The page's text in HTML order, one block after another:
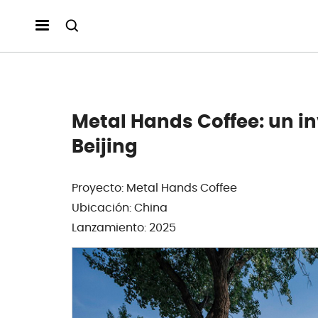
Metal Hands Coffee: un
Beijing
Proyecto: Metal Hands Coffee
Ubicación: China
Lanzamiento: 2025